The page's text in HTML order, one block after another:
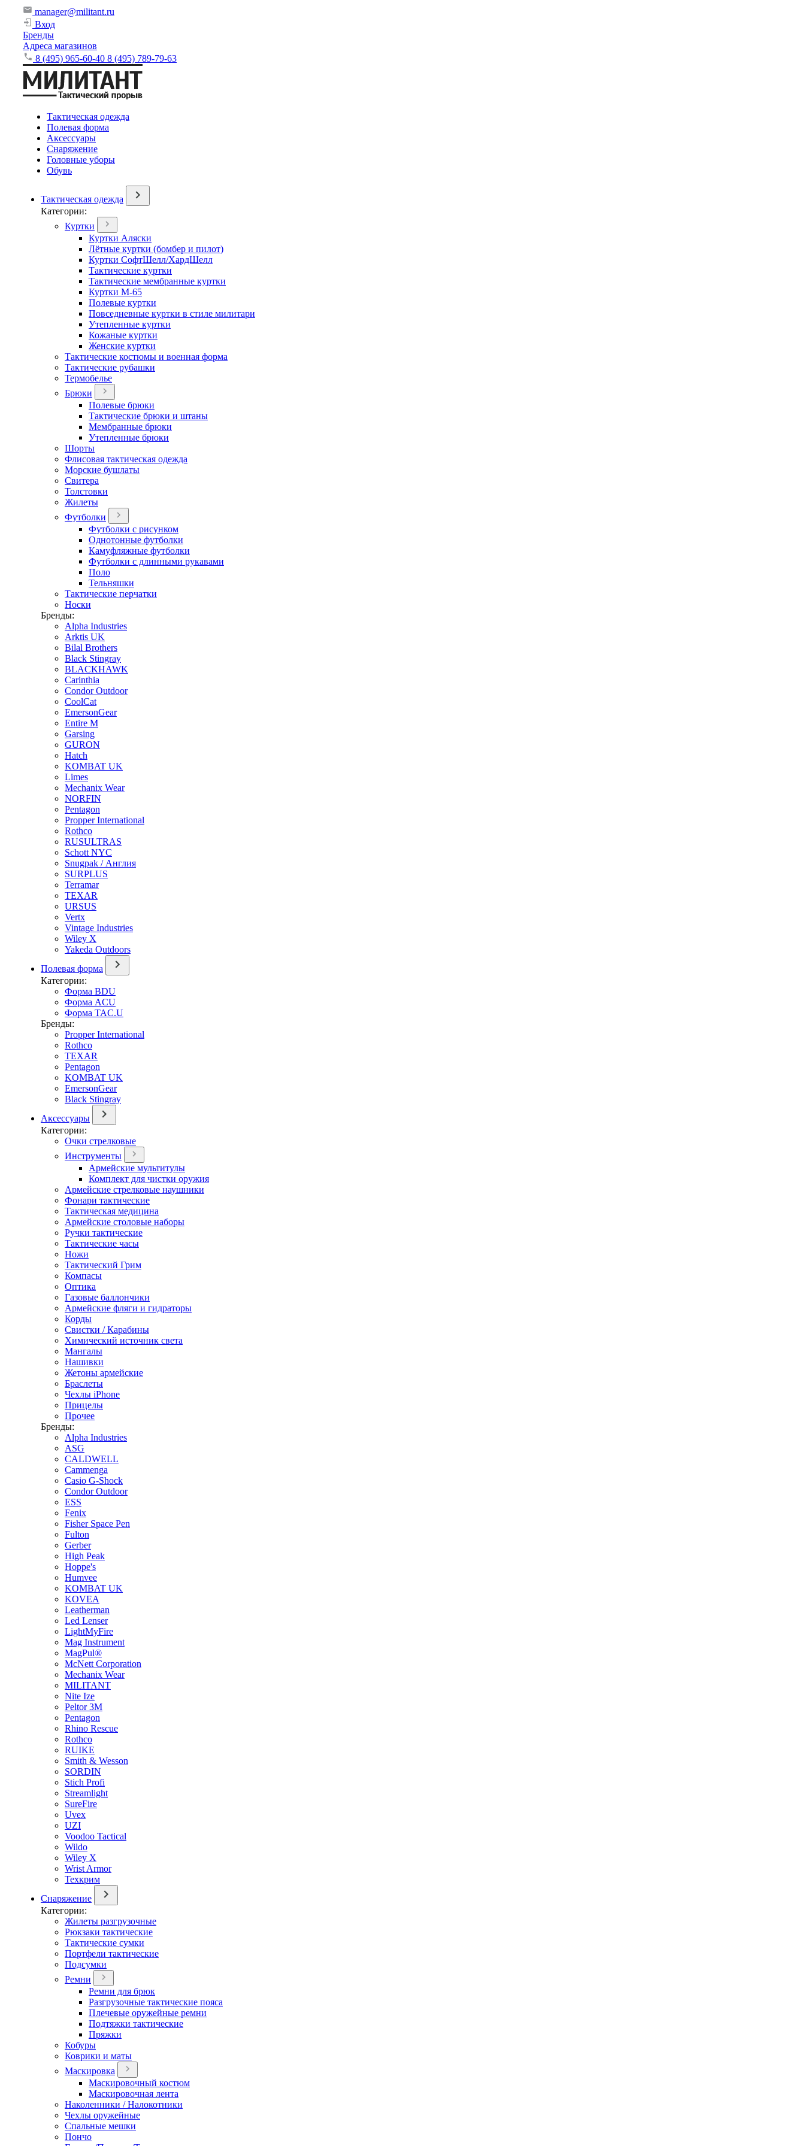
manager@militant.ru
Вход
Бренды
Адреса магазинов
8 (495) 965-60-40 8 (495) 789-79-63
Тактическая одежда
Полевая форма
Аксессуары
Снаряжение
Головные уборы
Обувь
Тактическая одежда
Категории:
Куртки
Куртки Аляски
Лётные куртки (бомбер и пилот)
Куртки СофтШелл/ХардШелл
Тактические куртки
Тактические мембранные куртки
Куртки М-65
Полевые куртки
Повседневные куртки в стиле милитари
Утепленные куртки
Кожаные куртки
Женские куртки
Тактические костюмы и военная форма
Тактические рубашки
Термобелье
Брюки
Полевые брюки
Тактические брюки и штаны
Мембранные брюки
Утепленные брюки
Шорты
Флисовая тактическая одежда
Морские бушлаты
Свитера
Толстовки
Жилеты
Футболки
Футболки с рисунком
Однотонные футболки
Камуфляжные футболки
Футболки с длинными рукавами
Поло
Тельняшки
Тактические перчатки
Носки
Бренды:
Alpha Industries
Arktis UK
Bilal Brothers
Black Stingray
BLACKHAWK
Carinthia
Condor Outdoor
CoolCat
EmersonGear
Entire M
Garsing
GURON
Hatch
KOMBAT UK
Limes
Mechanix Wear
NORFIN
Pentagon
Propper International
Rothco
RUSULTRAS
Schott NYC
Snugpak / Англия
SURPLUS
Terramar
TEXAR
URSUS
Vertx
Vintage Industries
Wiley X
Yakeda Outdoors
Полевая форма
Категории:
Форма BDU
Форма ACU
Форма TAC.U
Бренды:
Propper International
Rothco
TEXAR
Pentagon
KOMBAT UK
EmersonGear
Black Stingray
Аксессуары
Категории:
Очки стрелковые
Инструменты
Армейские мультитулы
Комплект для чистки оружия
Армейские стрелковые наушники
Фонари тактические
Тактическая медицина
Армейские столовые наборы
Ручки тактические
Тактические часы
Ножи
Тактический Грим
Компасы
Оптика
Газовые баллончики
Армейские фляги и гидраторы
Корды
Свистки / Карабины
Химический источник света
Мангалы
Нашивки
Жетоны армейские
Браслеты
Чехлы iPhone
Прицелы
Прочее
Бренды:
Alpha Industries
ASG
CALDWELL
Cammenga
Casio G-Shock
Condor Outdoor
ESS
Fenix
Fisher Space Pen
Fulton
Gerber
High Peak
Hoppe's
Humvee
KOMBAT UK
KOVEA
Leatherman
Led Lenser
LightMyFire
Mag Instrument
MagPul®
McNett Corporation
Mechanix Wear
MILITANT
Nite Ize
Peltor 3M
Pentagon
Rhino Rescue
Rothco
RUIKE
Smith & Wesson
SORDIN
Stich Profi
Streamlight
SureFire
Uvex
UZI
Voodoo Tactical
Wildo
Wiley X
Wrist Armor
Техкрим
Снаряжение
Категории:
Жилеты разгрузочные
Рюкзаки тактические
Тактические сумки
Портфели тактические
Подсумки
Ремни
Ремни для брюк
Разгрузочные тактические пояса
Плечевые оружейные ремни
Подтяжки тактические
Пряжки
Кобуры
Коврики и маты
Маскировка
Маскировочный костюм
Маскировочная лента
Наколенники / Налокотники
Чехлы оружейные
Спальные мешки
Пончо